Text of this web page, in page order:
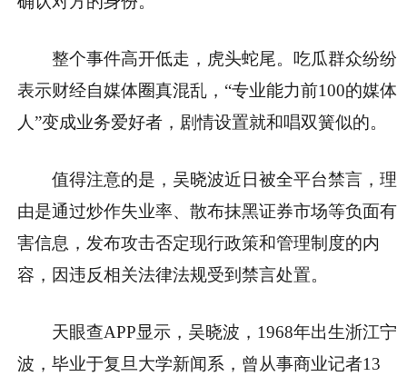
整个事件高开低走，虎头蛇尾。吃瓜群众纷纷
表示财经自媒体圈真混乱，“专业能力前100的媒体
人”变成业务爱好者，剧情设置就和唱双簧似的。
值得注意的是，吴晓波近日被全平台禁言，理
由是通过炒作失业率、散布抹黑证券市场等负面有
害信息，发布攻击否定现行政策和管理制度的内
容，因违反相关法律法规受到禁言处置。
天眼查APP显示，吴晓波，1968年出生浙江宁
波，毕业于复旦大学新闻系，曾从事商业记者13